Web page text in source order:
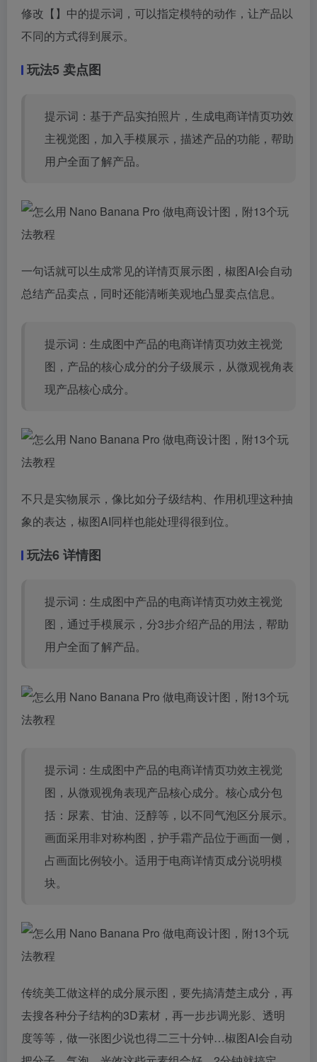
修改【】中的提示词，可以指定模特的动作，让产品以
不同的方式得到展示。
玩法5 卖点图
提示词：基于产品实拍照片，生成电商详情页功效
主视觉图，加入手模展示，描述产品的功能，帮助
用户全面了解产品。
一句话就可以生成常见的详情页展示图，椒图AI会自动
总结产品卖点，同时还能清晰美观地凸显卖点信息。
提示词：生成图中产品的电商详情页功效主视觉
图，产品的核心成分的分子级展示，从微观视角表
现产品核心成分。
不只是实物展示，像比如分子级结构、作用机理这种抽
象的表达，椒图AI同样也能处理得很到位。
玩法6 详情图
提示词：生成图中产品的电商详情页功效主视觉
图，通过手模展示，分3步介绍产品的用法，帮助
用户全面了解产品。
提示词：生成图中产品的电商详情页功效主视觉
图，从微观视角表现产品核心成分。核心成分包
括：尿素、甘油、泛醇等，以不同气泡区分展示。
画面采用非对称构图，护手霜产品位于画面一侧，
占画面比例较小。适用于电商详情页成分说明模
块。
传统美工做这样的成分展示图，要先搞清楚主成分，再
去搜各种分子结构的3D素材，再一步步调光影、透明
度等等，做一张图少说也得二三十分钟…椒图AI会自动